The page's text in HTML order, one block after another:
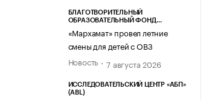
БЛАГОТВОРИТЕЛЬНЫЙ
ОБРАЗОВАТЕЛЬНЫЙ ФОНД
«Мархамат» провел летние
смены для детей с ОВЗ
Новость
7 августа 2026
ИССЛЕДОВАТЕЛЬСКИЙ ЦЕНТР «АБП»
(ABL)